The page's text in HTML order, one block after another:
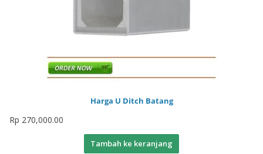
Harga U Ditch Batang
Rp 270,000.00
Tambah ke keranjang